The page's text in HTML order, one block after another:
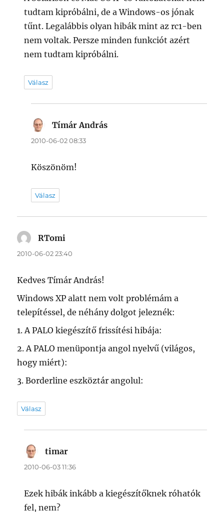
tudtam kipróbálni, de a Windows-os jónak
tűnt. Legalábbis olyan hibák mint az rc1-ben
nem voltak. Persze minden funkciót azért
nem tudtam kipróbálni.
Válasz
Tímár András
2010-06-02 08:33
Köszönöm!
Válasz
RTomi
2010-06-02 23:40
Kedves Tímár András!
Windows XP alatt nem volt problémám a
telepítéssel, de néhány dolgot jeleznék:
1. A PALO kiegészítő frissítési hibája:
2. A PALO menüpontja angol nyelvű (világos,
hogy miért):
3. Borderline eszköztár angolul:
Válasz
timar
2010-06-03 11:36
Ezek hibák inkább a kiegészítőknek róhatók
fel, nem?